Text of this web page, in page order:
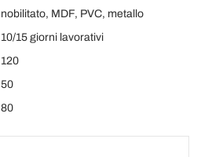
nobilitato, MDF, PVC, metallo
10/15 giorni lavorativi
120
50
80